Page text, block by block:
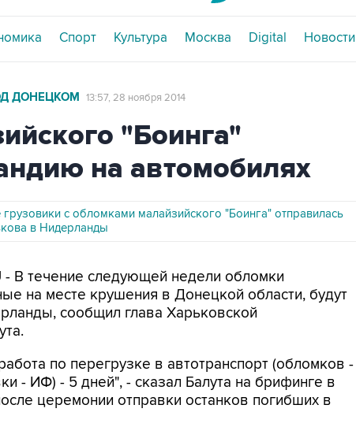
Спорт Культура Москва Digital Новости
ДОНЕЦКОМ 13:57, 28 ноября 2014
"Боинга"
на автомобилях
с обломками малайзийского "Боинга" отправилась
в Нидерланды
- В течение следующей недели обломки
на месте крушения в Донецкой области, будут
сообщил глава Харьковской
по перегрузке в автотранспорт (обломков -
- ИФ) - 5 дней", - сказал Балута на брифинге в
церемонии отправки останков погибших в